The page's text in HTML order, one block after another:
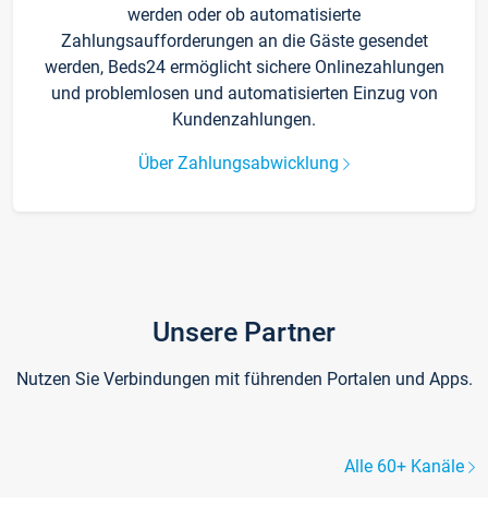
werden oder ob automatisierte
Zahlungsaufforderungen an die Gäste gesendet
werden, Beds24 ermöglicht sichere Onlinezahlungen
und problemlosen und automatisierten Einzug von
Kundenzahlungen.
Über Zahlungsabwicklung
Unsere Partner
Nutzen Sie Verbindungen mit führenden Portalen und Apps.
Alle 60+ Kanäle